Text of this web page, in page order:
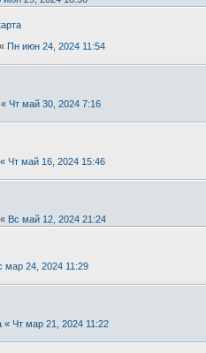
« Пн июн 24, 2024 11:54
« Чт май 30, 2024 7:16
« Чт май 16, 2024 15:46
« Вс май 12, 2024 21:24
мар 24, 2024 11:29
« Чт мар 21, 2024 11:22